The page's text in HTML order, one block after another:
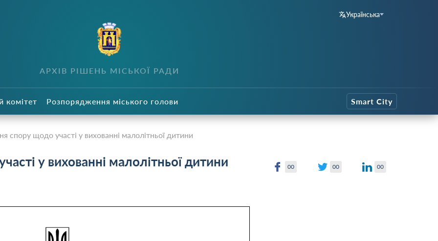
Українська
АРХІВ РІШЕНЬ МІСЬКОЇ РАДИ
комітет Розпорядження міського голови Smart City
спору щодо участі у вихованні малолітньої дитини
у вихованні малолітньої дитини 00 00 00